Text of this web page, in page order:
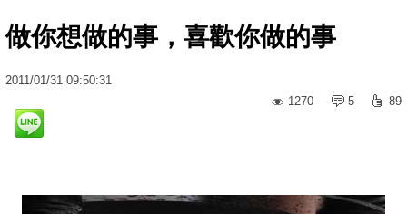
做你想做的事，喜歡你做的事
2011/01/31 09:50:31
1270
5 89